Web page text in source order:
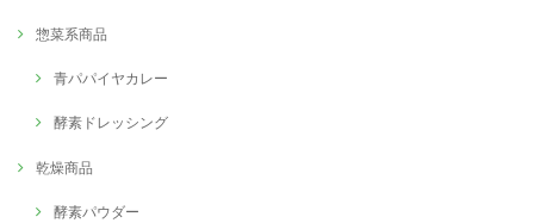
惣菜系商品
青パパイヤカレー
酵素ドレッシング
乾燥商品
酵素パウダー